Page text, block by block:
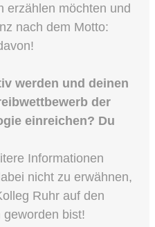
erzählen möchten und
nach dem Motto:
werden und deinen
der
einreichen? Du
Informationen
nicht zu erwähnen,
Ruhr auf den
bist!